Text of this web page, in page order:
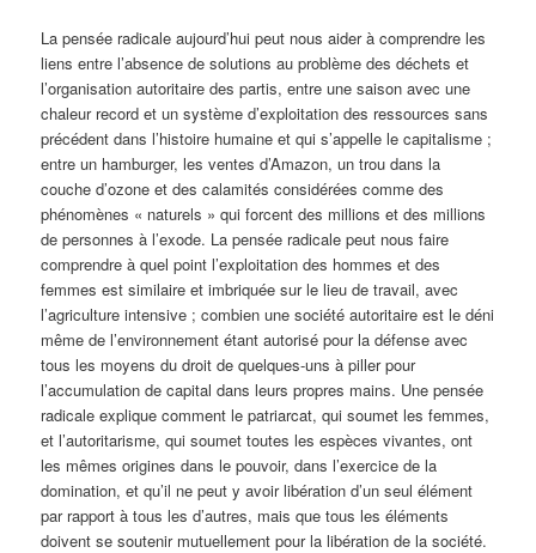
La pensée radicale aujourd’hui peut nous aider à comprendre les
liens entre l’absence de solutions au problème des déchets et
l’organisation autoritaire des partis, entre une saison avec une
chaleur record et un système d’exploitation des ressources sans
précédent dans l’histoire humaine et qui s’appelle le capitalisme ;
entre un hamburger, les ventes d’Amazon, un trou dans la
couche d’ozone et des calamités considérées comme des
phénomènes « naturels » qui forcent des millions et des millions
de personnes à l’exode. La pensée radicale peut nous faire
comprendre à quel point l’exploitation des hommes et des
femmes est similaire et imbriquée sur le lieu de travail, avec
l’agriculture intensive ; combien une société autoritaire est le déni
même de l’environnement étant autorisé pour la défense avec
tous les moyens du droit de quelques-uns à piller pour
l’accumulation de capital dans leurs propres mains. Une pensée
radicale explique comment le patriarcat, qui soumet les femmes,
et l’autoritarisme, qui soumet toutes les espèces vivantes, ont
les mêmes origines dans le pouvoir, dans l’exercice de la
domination, et qu’il ne peut y avoir libération d’un seul élément
par rapport à tous les d’autres, mais que tous les éléments
doivent se soutenir mutuellement pour la libération de la société.